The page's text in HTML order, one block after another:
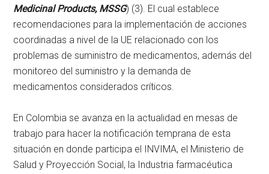
Medicinal Products, MSSG) (3). El cual establece
recomendaciones para la implementación de acciones
coordinadas a nivel de la UE relacionado con los
problemas de suministro de medicamentos, además del
monitoreo del suministro y la demanda de
medicamentos considerados críticos.
En Colombia se avanza en la actualidad en mesas de
trabajo para hacer la notificación temprana de esta
situación en donde participa el INVIMA, el Ministerio de
Salud y Proyección Social, la Industria farmacéutica